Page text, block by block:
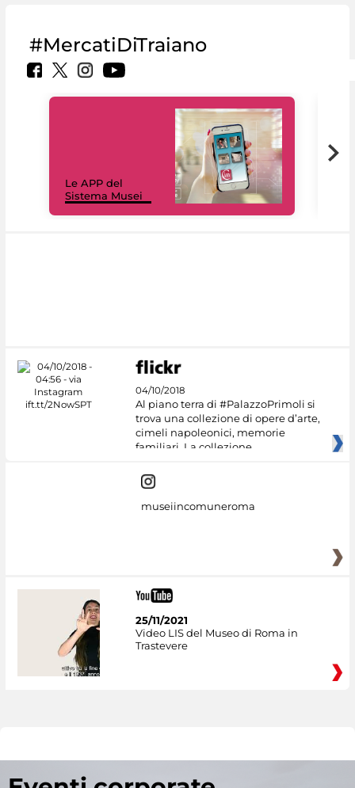
#MercatiDiTraiano
Le APP del
Sistema Musei
04/10/2018
Al piano terra di #PalazzoPrimoli si
trova una collezione di opere d’arte,
cimeli napoleonici, memorie
familiari. La collezione
museiincomuneroma
25/11/2021
Video LIS del Museo di Roma in
Trastevere